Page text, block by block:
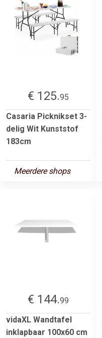
€ 125.95
Casaria Picknikset 3-
delig Wit Kunststof
183cm
Meerdere shops
€ 144.99
vidaXL Wandtafel
inklapbaar 100x60 cm